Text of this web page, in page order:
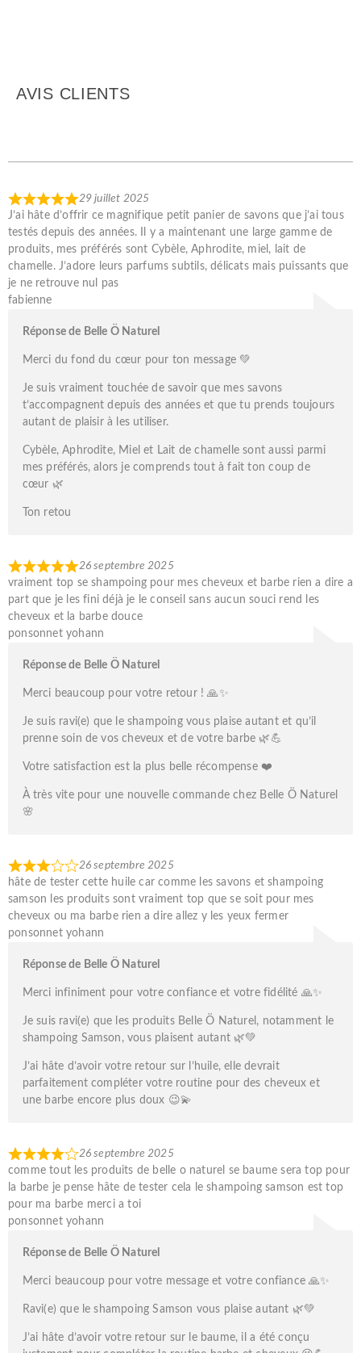
AVIS CLIENTS
29 juillet 2025
J’ai hâte d’offrir ce magnifique petit panier de savons que j’ai tous
testés depuis des années. Il y a maintenant une large gamme de
produits, mes préférés sont Cybèle, Aphrodite, miel, lait de
chamelle. J’adore leurs parfums subtils, délicats mais puissants que
je ne retrouve nul pas
fabienne
Réponse de Belle Ö Naturel
Merci du fond du cœur pour ton message 💚
Je suis vraiment touchée de savoir que mes savons
t’accompagnent depuis des années et que tu prends toujours
autant de plaisir à les utiliser.
Cybèle, Aphrodite, Miel et Lait de chamelle sont aussi parmi
mes préférés, alors je comprends tout à fait ton coup de
cœur 🌿
Ton retou
26 septembre 2025
vraiment top se shampoing pour mes cheveux et barbe rien a dire a
part que je les fini déjà je le conseil sans aucun souci rend les
cheveux et la barbe douce
ponsonnet yohann
Réponse de Belle Ö Naturel
Merci beaucoup pour votre retour ! 🙏✨
Je suis ravi(e) que le shampoing vous plaise autant et qu’il
prenne soin de vos cheveux et de votre barbe 🌿💪
Votre satisfaction est la plus belle récompense ❤️
À très vite pour une nouvelle commande chez Belle Ö Naturel
🌸
26 septembre 2025
hâte de tester cette huile car comme les savons et shampoing
samson les produits sont vraiment top que se soit pour mes
cheveux ou ma barbe rien a dire allez y les yeux fermer
ponsonnet yohann
Réponse de Belle Ö Naturel
Merci infiniment pour votre confiance et votre fidélité 🙏✨
Je suis ravi(e) que les produits Belle Ö Naturel, notamment le
shampoing Samson, vous plaisent autant 🌿💚
J’ai hâte d’avoir votre retour sur l’huile, elle devrait
parfaitement compléter votre routine pour des cheveux et
une barbe encore plus doux 😉💫
26 septembre 2025
comme tout les produits de belle o naturel se baume sera top pour
la barbe je pense hâte de tester cela le shampoing samson est top
pour ma barbe merci a toi
ponsonnet yohann
Réponse de Belle Ö Naturel
Merci beaucoup pour votre message et votre confiance 🙏✨
Ravi(e) que le shampoing Samson vous plaise autant 🌿💚
J’ai hâte d’avoir votre retour sur le baume, il a été conçu